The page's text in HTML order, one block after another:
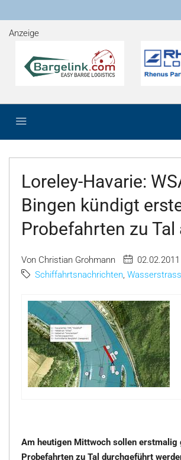
Anzeige
Loreley-Havarie:
Bingen kündigt
Probefahrten zu Tal
Von Christian Grohmann
02.02.2011
Schiffahrtsnachrichten,
Am heutigen Mittwoch sollen erstmalig
Probefahrten zu Tal durchgeführt